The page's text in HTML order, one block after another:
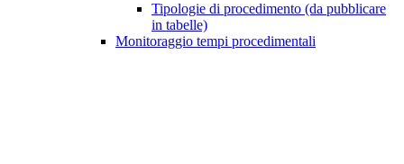
Tipologie di procedimento (da pubblicare
in tabelle)
Monitoraggio tempi procedimentali